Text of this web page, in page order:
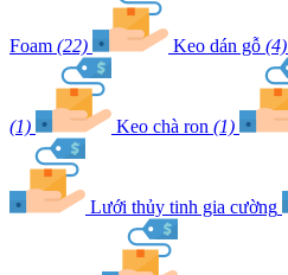
Foam (22) Keo dán gỗ (4)
(1) Keo chà ron (1)
Lưới thủy tinh gia cường